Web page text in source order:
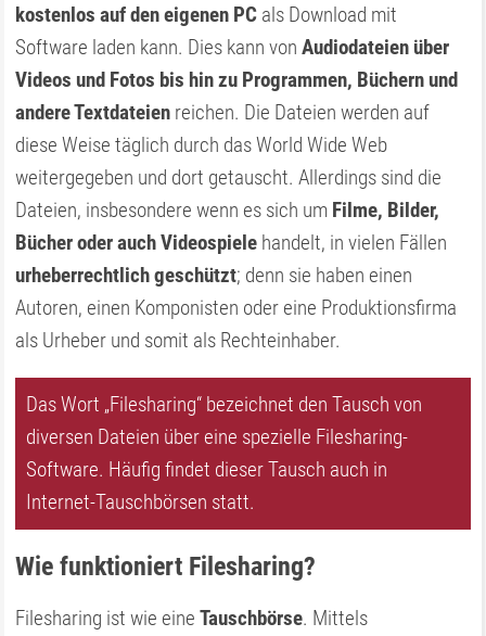
kostenlos auf den eigenen PC als Download mit
Software laden kann. Dies kann vonAudiodateien über
Videos und Fotos bis hin zu Programmen, Büchern und
andere Textdateien reichen. Die Dateien werden auf
diese Weise täglich durch das World Wide Web
weitergegeben und dort getauscht. Allerdings sind die
Dateien, insbesondere wenn es sich um Filme, Bilder,
Bücher oder auch Videospiele handelt, in vielen Fällen
urheberrechtlich geschützt; denn sie haben einen
Autoren, einen Komponisten oder eine Produktionsfirma
als Urheber und somit als Rechteinhaber.
Das Wort „Filesharing“ bezeichnet den Tausch von
diversen Dateien über eine spezielle Filesharing-
Software. Häufig findet dieser Tausch auch in
Internet-Tauschbörsen statt.
Wie funktioniert Filesharing?
Filesharing ist wie eineTauschbörse. Mittels